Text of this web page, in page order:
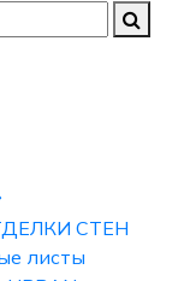
СТЕН
листы